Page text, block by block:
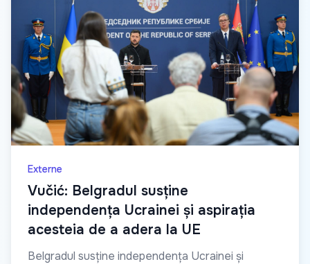
Externe
Vučić: Belgradul susține
independența Ucrainei și aspirația
acesteia de a adera la UE
Belgradul susține independența Ucrainei și